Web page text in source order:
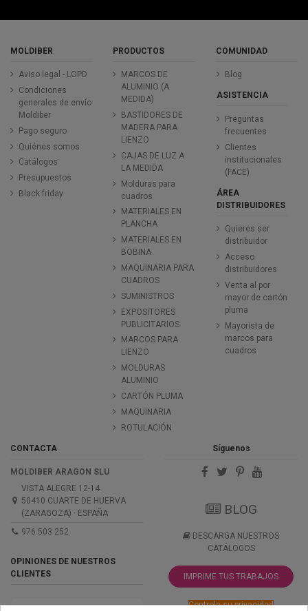
MOLDIBER
Aviso legal - LOPD
Condiciones
generales de envío
Moldiber
Pago seguro
Quiénes somos
Catálogos
Presupuestos
Black friday
PRODUCTOS
MARCOS DE
ALUMINIO (A
MEDIDA)
BASTIDORES DE
MADERA PARA
LIENZO
CAJAS DE LUZ A
LA MEDIDA
Molduras para
cuadros
MATERIALES EN
PLANCHA
MATERIALES EN
BOBINA
MAQUINARIA PARA
CUADROS
SUMINISTROS
EXPOSITORES
PUBLICITARIOS
MARCOS PARA
LIENZO
MOLDURAS
ALUMINIO
CARTÓN PLUMA
MAQUINARIA
ROTULACIÓN
COMUNIDAD
Blog
ASISTENCIA
Preguntas
frecuentes
Clientes
institucionales
(FACE)
ÁREA
DISTRIBUIDORES
Quieres ser
distribuidor
Acceso
distribuidores
Venta al por
mayor de cartón
pluma
Mayorista de
marcos para
cuadros
CONTACTA
MOLDIBER ARAGON SLU
VISTA ALEGRE 12-14
50410 CUARTE DE HUERVA
(ZARAGOZA) · ESPAÑA
976 503 252
OPINIONES DE NUESTROS
CLIENTES
Síguenos
BLOG
DESCARGA NUESTROS
CATÁLOGOS
IMPRIME TUS TRABAJOS
Controle su privacidad